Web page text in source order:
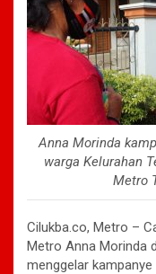
Anna Morinda
warga Kelurahan
Metro
Cilukba.co, Metro –
Metro Anna Morinda
menggelar